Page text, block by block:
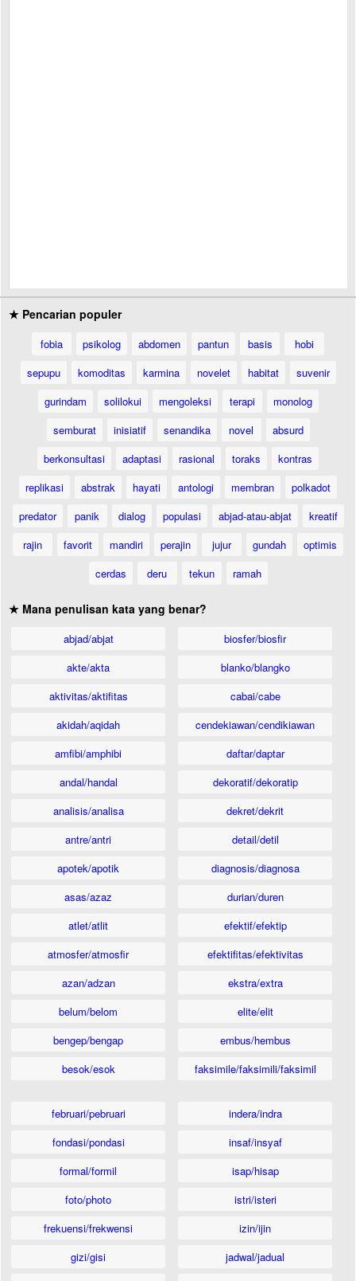
★ Pencarian populer
fobia psikolog abdomen pantun basis
hobi
sepupu
komoditas karmina novelet habitat
suvenir
gurindam
solilokui mengoleksi terapi
monolog
semburat
inisiatif senandika novel
absurd
berkonsultasi
adaptasi rasional toraks
kontras
replikasi
abstrak hayati antologi membran
polkadot
predator
panik dialog populasi abjad-atau-abjat
kreatif
rajin
favorit mandiri perajin jujur gundah
optimis
cerdas
deru tekun ramah
★ Mana penulisan kata yang benar?
abjad/abjat
akte/akta
aktivitas/aktifitas
akidah/aqidah
amfibi/amphibi
andal/handal
analisis/analisa
antre/antri
apotek/apotik
asas/azaz
atlet/atlit
atmosfer/atmosfir
azan/adzan
belum/belom
bengep/bengap
besok/esok
biosfer/biosfir
blanko/blangko
cabai/cabe
cendekiawan/cendikiawan
daftar/daptar
dekoratif/dekoratip
dekret/dekrit
detail/detil
diagnosis/diagnosa
durian/duren
efektif/efektip
efektifitas/efektivitas
ekstra/extra
elite/elit
embus/hembus
faksimile/faksimili/faksimil
februari/pebruari
fondasi/pondasi
formal/formil
foto/photo
frekuensi/frekwensi
gizi/gisi
indera/indra
insaf/insyaf
isap/hisap
istri/isteri
izin/ijin
jadwal/jadual